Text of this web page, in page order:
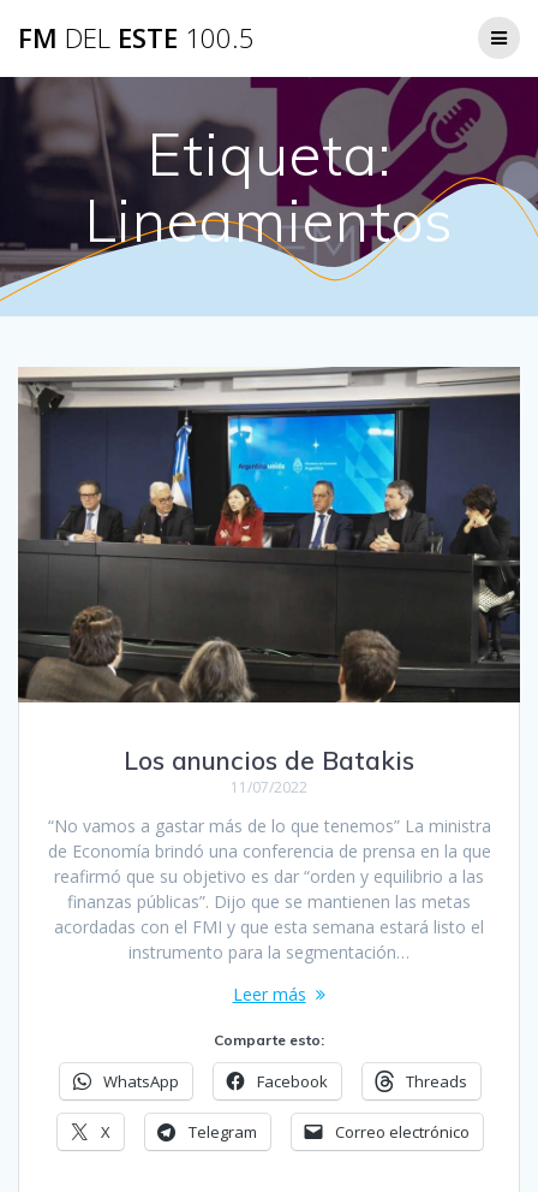
FM DEL ESTE 100.5
Etiqueta:
Lineamientos
Los anuncios de Batakis
11/07/2022
“No vamos a gastar más de lo que tenemos” La ministra
de Economía brindó una conferencia de prensa en la que
reafirmó que su objetivo es dar “orden y equilibrio a las
finanzas públicas”. Dijo que se mantienen las metas
acordadas con el FMI y que esta semana estará listo el
instrumento para la segmentación…
Leer más
Comparte esto:
WhatsApp Facebook Threads
X Telegram Correo electrónico